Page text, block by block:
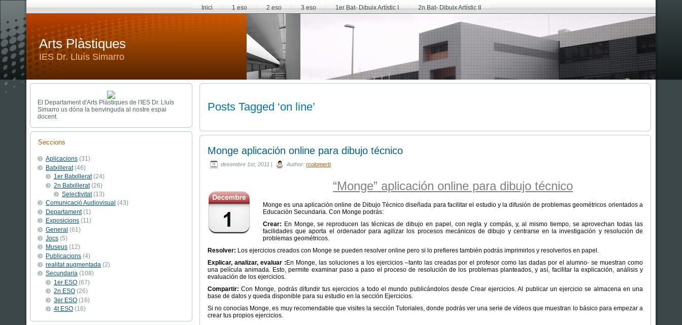
Inici 1 eso 2 eso 3 eso 1er Bat- Dibuix Artístic I 2n Bat- Dibuix Artístic II
Arts Plàstiques
IES Dr. Lluís Simarro
El Departament d'Arts Plàstiques de l'IES Dr. Lluís
Simarro us dóna la benvinguda al nostre espai
docent.
Seccions
Aplicacions (31)
Batxillerat(46)
1er Batxillerat(24)
2n Batxillerat(26)
Selectivitat(13)
Comunicació Audiovisual (43)
Departament(1)
Exposicions (11)
General (61)
Jocs (5)
Museus (12)
Publicacions (4)
realitat augmentada (2)
Secundaria (108)
1er ESO (67)
2n ESO (26)
3er ESO (16)
4t ESO (16)
Posts Tagged ‘on line’
Monge aplicación online para dibujo técnico
desembre 1st, 2011 | Author: rcolomerb
“Monge” aplicación online para dibujo técnico
Monge es una aplicación online de Dibujo Técnico diseñada para facilitar el estudio y la difusión de problemas geométricos orientados a
Educación Secundaria. Con Monge podrás:
Crear: En Monge, se reproducen las técnicas de dibujo en papel, con regla y compás, y, al mismo tiempo, se aprovechan todas las
facilidades que aporta el ordenador para agilizar los procesos mecánicos de dibujo y centrarse en la investigación y resolución de
problemas geométricos.
Resolver: Los ejercicios creados con Monge se pueden resolver online pero si lo prefieres también podrás imprimirlos y resolverlos en papel.
Explicar, analizar, evaluar :En Monge, las soluciones a los ejercicios –tanto las creadas por el profesor como las dadas por el alumno- se muestran como
una película animada. Esto, permite examinar paso a paso el proceso de resolución de los problemas planteados, y así, facilitar la explicación, análisis y
evaluación de los ejercicios.
Compartir:Con Monge, podrás difundir tus ejercicios a todo el mundo publicándolos desde Crear ejercicios. Al publicar un ejercicio se almacena en una
base de datos y queda disponible para su estudio en la sección Ejercicios.
Si no conocías Monge, es muy recomendable que visites la sección Tutoriales, donde podrás ver una serie de vídeos que muestran lo básico para empezar a
crear tus propios ejercicios.